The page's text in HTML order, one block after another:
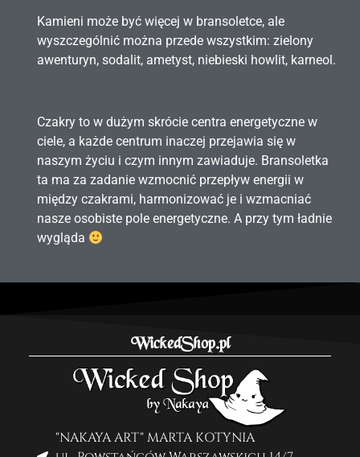
Kamieni może być więcej w bransoletce, ale
wyszczególnić można przede wszystkim: zielony
awenturyn, sodalit, ametyst, niebieski howlit, karneol.
Czakry to w dużym skrócie centra energetyczne w
ciele, a każde centrum inaczej przejawia się w
naszym życiu i czym innym zawiaduje. Bransoletka
ta ma za zadanie wzmocnić przepływ energii w
między czakrami, harmonizować je i wzmacniać
nasze osobiste pole energetyczne. A przy tym ładnie
wygląda
WickedShop.pl
"NAKAYA ART" MARTA KOTYNIA